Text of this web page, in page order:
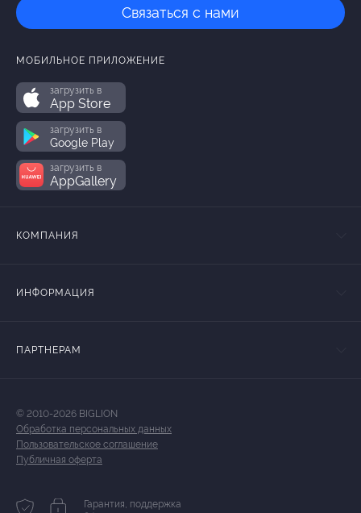
Связаться с нами
МОБИЛЬНОЕ ПРИЛОЖЕНИЕ
загрузить в
App Store
загрузить в
Google Play
загрузить в
AppGallery
КОМПАНИЯ
ИНФОРМАЦИЯ
ПАРТНЕРАМ
© 2010-2026 BIGLION
Обработка персональных данных
Пользовательское соглашение
Публичная оферта
Гарантия, поддержка